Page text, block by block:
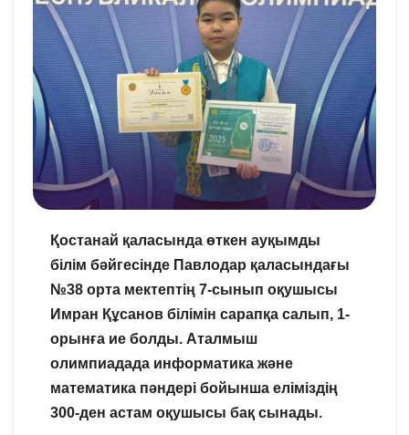
Қостанай қаласында өткен ауқымды
білім бәйгесінде Павлодар қаласындағы
№38 орта мектептің 7-сынып оқушысы
Имран Құсанов білімін сарапқа салып, 1-
орынға ие болды. Аталмыш
олимпиадада информатика және
математика пәндері бойынша еліміздің
300-ден астам оқушысы бақ сынады.